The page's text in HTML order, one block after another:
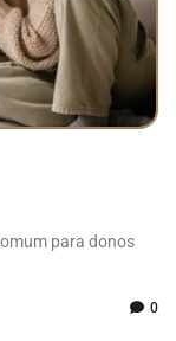
para donos
0